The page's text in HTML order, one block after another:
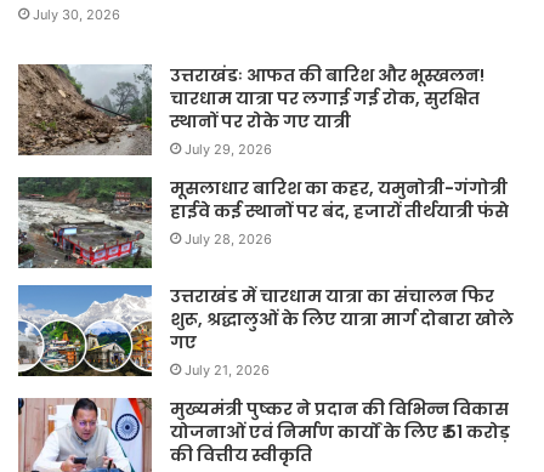
July 30, 2026
उत्तराखंडः आफत की बारिश और भूस्खलन!
चारधाम यात्रा पर लगाई गई रोक, सुरक्षित
स्थानों पर रोके गए यात्री
July 29, 2026
मूसलाधार बारिश का कहर, यमुनोत्री-गंगोत्री
हाईवे कई स्थानों पर बंद, हजारों तीर्थयात्री फंसे
July 28, 2026
उत्तराखंड में चारधाम यात्रा का संचालन फिर
शुरू, श्रद्धालुओं के लिए यात्रा मार्ग दोबारा खोले
गए
July 21, 2026
मुख्यमंत्री पुष्कर ने प्रदान की विभिन्न विकास
योजनाओं एवं निर्माण कार्यों के लिए ₹ 51 करोड़
की वित्तीय स्वीकृति